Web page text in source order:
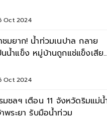
Oct 2024
ชมยาก! น้ำท่วมเนปาล กลาย
นน้ำแข็ง หมู่บ้านถูกแช่แข็งเสีย
Oct 2024
มชลฯ เตือน 11 จังหวัดริมแม่น้
าพระยา รับมือน้ำท่วม